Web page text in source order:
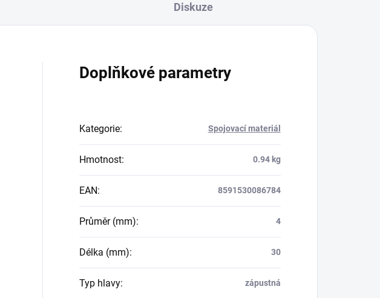
Diskuze
Doplňkové parametry
Kategorie: Spojovací materiál
Hmotnost: 0.94 kg
EAN: 8591530086784
Průměr (mm): 4
Délka (mm): 30
Typ hlavy: zápustná